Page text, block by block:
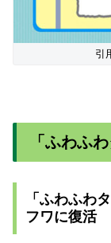
引
「ふわふ
「ふわふわ
フワに復活